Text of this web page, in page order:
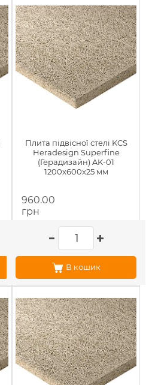
Плита підвісної стелі KCS
Heradesign Superfine
(Герадизайн) AK-01
1200x600x25 мм
960.00
грн
В кошик